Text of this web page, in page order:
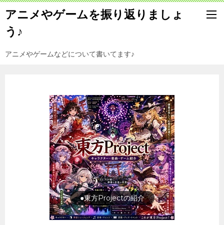
アニメやゲームを振り返りましょ
う♪
アニメやゲームなどについて書いてます♪
●東方Projectの紹介